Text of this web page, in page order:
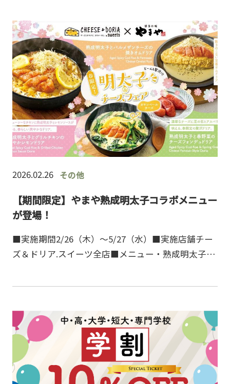
2026.02.26 その他
【期間限定】やまや熟成明太子コラボメニュー
が登場！
■実施期間2/26（木）～5/27（水）■実施店舗チー
ズ＆ドリア.スイーツ全店■メニュー・熟成明太子と
春野菜のチーズフォンデュドリア・熟成明太子とパ